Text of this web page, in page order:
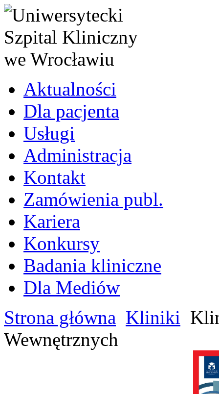
Aktualności
Dla pacjenta
Usługi
Administracja
Kontakt
Zamówienia publ.
Kariera
Konkursy
Badania kliniczne
Dla Mediów
Strona główna Kliniki
Wewnętrznych